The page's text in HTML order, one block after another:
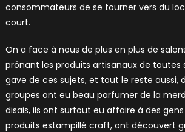
consommateurs de se tourner vers du
court.
On a face à nous de plus en plus de
prônant les produits artisanaux de toutes
gave de ces sujets, et tout le reste aussi,
groupes ont eu beau parfumer de la
disais, ils ont surtout eu affaire à des
produits estampillé craft, ont découvert